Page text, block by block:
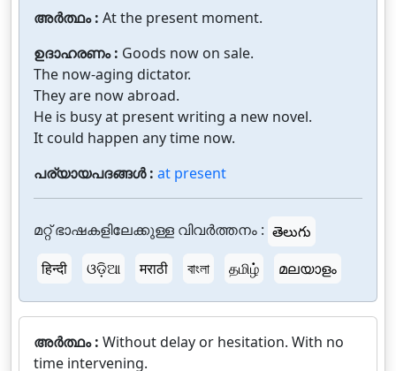
അർത്ഥം : At the present moment.
ഉദാഹരണം : Goods now on sale.
The now-aging dictator.
They are now abroad.
He is busy at present writing a new novel.
It could happen any time now.
പര്യായപദങ്ങൾ : at present
മറ്റ് ഭാഷകളിലേക്കുള്ള വിവർത്തനം : తెలుగు
हिन्दी
ଓଡ଼ିଆ मराठी বাংলা தமிழ் മലയാളം
അർത്ഥം : Without delay or hesitation. With no
time intervening.